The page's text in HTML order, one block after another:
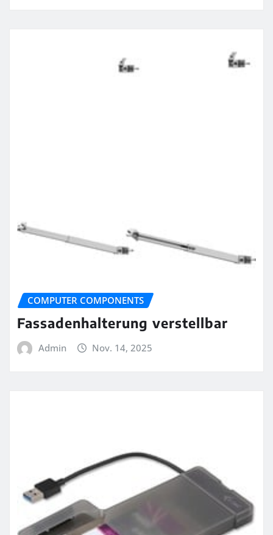
COMPUTER COMPONENTS
Fassadenhalterung verstellbar
Admin Nov. 14, 2025